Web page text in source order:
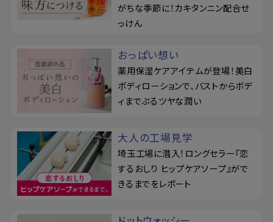
がちな季節に！カキタンニン配合せ
っけん
おっぱい想い
薬用保湿ケアアイテムが登場！美白
ボディローションで、バストからボデ
ィまでぷるツヤな潤い
大人の工場見学
埼玉工場に潜入！ロングセラー『恋
するおしり ヒップケアソープ』がで
きるまでをレポート